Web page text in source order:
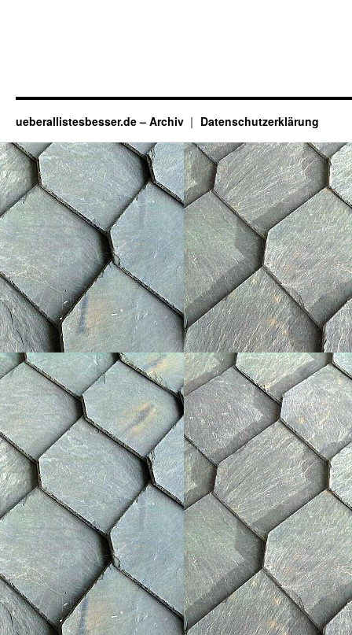
ueberallistesbesser.de – Archiv Datenschutzerklärung